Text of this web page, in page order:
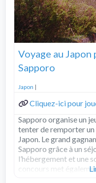
Voyage au Japon
Sapporo
Japon |
Cliquez-ici pour
Sapporo organise un
tenter de remporter un
Japon. Le grand
Sapporo grâce à un
l’hébergement et une
concours met